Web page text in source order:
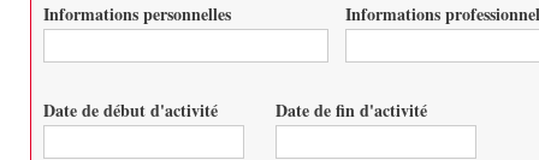
Informations personnelles Informations
Date de début d'activité Date de fin d'activité